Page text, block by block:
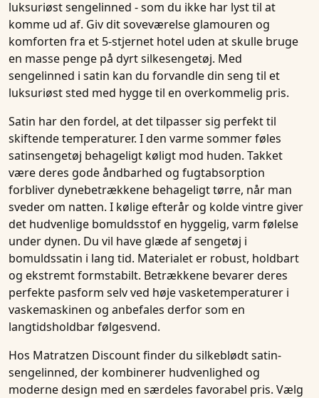
luksuriøst sengelinned - som du ikke har lyst til at
komme ud af. Giv dit soveværelse glamouren og
komforten fra et 5-stjernet hotel uden at skulle bruge
en masse penge på dyrt silkesengetøj. Med
sengelinned i satin kan du forvandle din seng til et
luksuriøst sted med hygge til en overkommelig pris.
Satin har den fordel, at det tilpasser sig perfekt til
skiftende temperaturer. I den varme sommer føles
satinsengetøj behageligt køligt mod huden. Takket
være deres gode åndbarhed og fugtabsorption
forbliver dynebetrækkene behageligt tørre, når man
sveder om natten. I kølige efterår og kolde vintre giver
det hudvenlige bomuldsstof en hyggelig, varm følelse
under dynen. Du vil have glæde af sengetøj i
bomuldssatin i lang tid. Materialet er robust, holdbart
og ekstremt formstabilt. Betrækkene bevarer deres
perfekte pasform selv ved høje vasketemperaturer i
vaskemaskinen og anbefales derfor som en
langtidsholdbar følgesvend.
Hos Matratzen Discountfinder du silkeblødt satin-
sengelinned, der kombinerer hudvenlighed og
moderne design med en særdeles favorabel pris. Vælg